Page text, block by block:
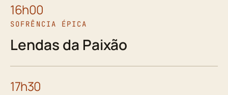
16h00
SOFRÊNCIA ÉPICA
Lendas da Paixão
17h30